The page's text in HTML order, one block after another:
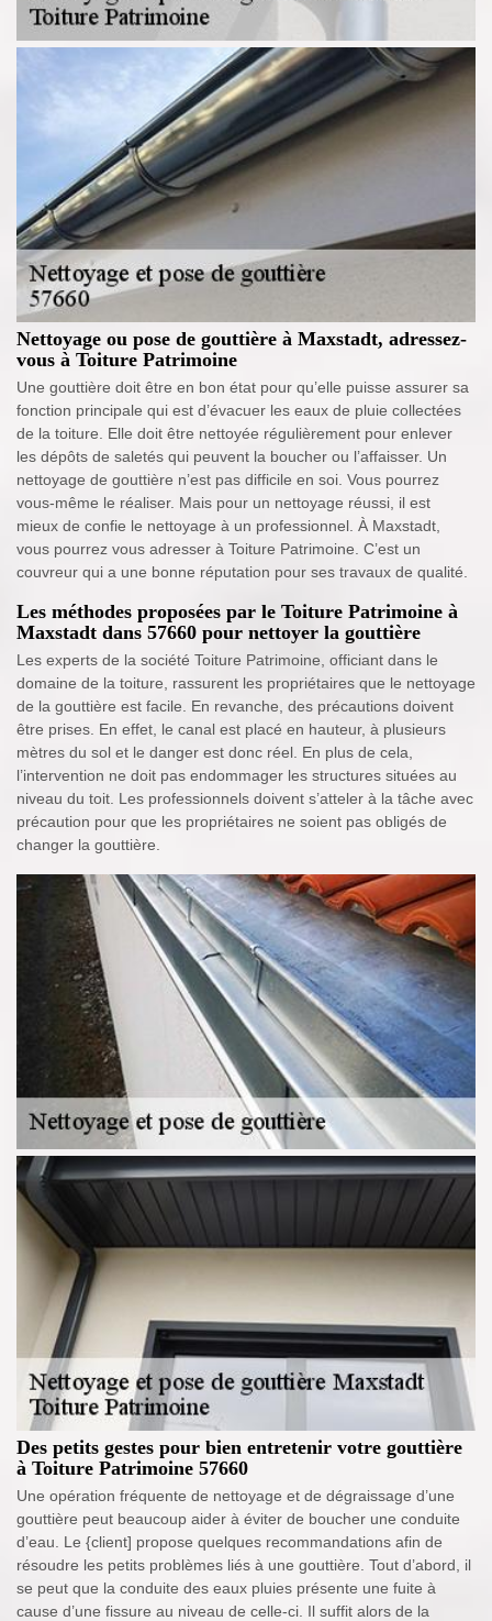
Nettoyage ou pose de gouttière à Maxstadt, adressez-
vous à Toiture Patrimoine
Une gouttière doit être en bon état pour qu’elle puisse assurer sa
fonction principale qui est d’évacuer les eaux de pluie collectées
de la toiture. Elle doit être nettoyée régulièrement pour enlever
les dépôts de saletés qui peuvent la boucher ou l’affaisser. Un
nettoyage de gouttière n’est pas difficile en soi. Vous pourrez
vous-même le réaliser. Mais pour un nettoyage réussi, il est
mieux de confie le nettoyage à un professionnel. À Maxstadt,
vous pourrez vous adresser à Toiture Patrimoine. C’est un
couvreur qui a une bonne réputation pour ses travaux de qualité.
Les méthodes proposées par le Toiture Patrimoine à
Maxstadt dans 57660 pour nettoyer la gouttière
Les experts de la société Toiture Patrimoine, officiant dans le
domaine de la toiture, rassurent les propriétaires que le nettoyage
de la gouttière est facile. En revanche, des précautions doivent
être prises. En effet, le canal est placé en hauteur, à plusieurs
mètres du sol et le danger est donc réel. En plus de cela,
l’intervention ne doit pas endommager les structures situées au
niveau du toit. Les professionnels doivent s’atteler à la tâche avec
précaution pour que les propriétaires ne soient pas obligés de
changer la gouttière.
Des petits gestes pour bien entretenir votre gouttière
à Toiture Patrimoine 57660
Une opération fréquente de nettoyage et de dégraissage d’une
gouttière peut beaucoup aider à éviter de boucher une conduite
d’eau. Le {client] propose quelques recommandations afin de
résoudre les petits problèmes liés à une gouttière. Tout d’abord, il
se peut que la conduite des eaux pluies présente une fuite à
cause d’une fissure au niveau de celle-ci. Il suffit alors de la